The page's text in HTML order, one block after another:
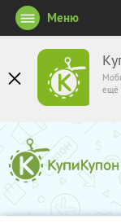
ещё
Меню